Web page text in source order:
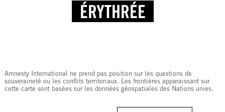
ÉRYTHRÉE
Amnesty International ne prend pas position sur les questions de
souveraineté ou les conflits territoriaux. Les frontières apparaissant sur
cette carte sont basées sur les données géospatiales des Nations unies.